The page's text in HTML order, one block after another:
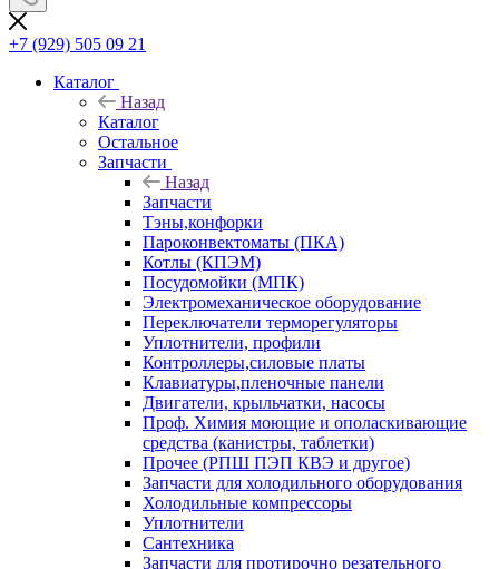
+7 (929) 505 09 21
Каталог
Назад
Каталог
Остальное
Запчасти
Назад
Запчасти
Тэны,конфорки
Пароконвектоматы (ПКА)
Котлы (КПЭМ)
Посудомойки (МПК)
Электромеханическое оборудование
Переключатели терморегуляторы
Уплотнители, профили
Контроллеры,силовые платы
Клавиатуры,пленочные панели
Двигатели, крыльчатки, насосы
Проф. Химия моющие и ополаскивающие
средства (канистры, таблетки)
Прочее (РПШ ПЭП КВЭ и другое)
Запчасти для холодильного оборудования
Холодильные компрессоры
Уплотнители
Сантехника
Запчасти для протирочно резательного